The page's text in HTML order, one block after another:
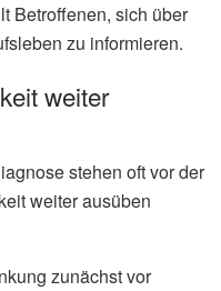
Betroffenen, sich über
zu informieren.
weiter
stehen oft vor der
weiter ausüben
zunächst vor